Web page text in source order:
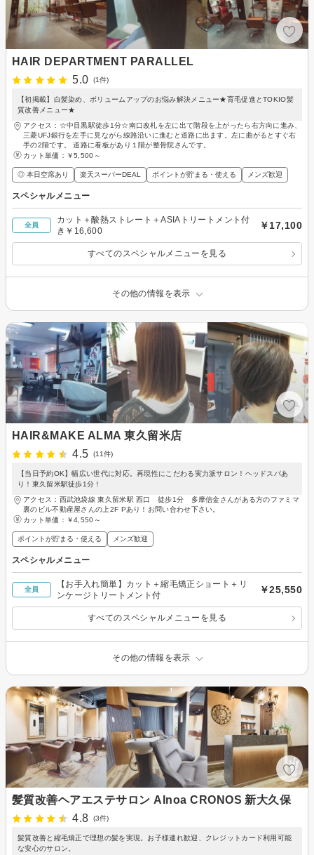
HAIR DEPARTMENT PARALLEL
5.0
(1件)
【初掲載】白髪染め、ボリュームアップのお悩み解決メニュー★育毛促進とTOKIO髪
質改善メニュー★
アクセス：☆中目黒駅徒歩1分☆南口改札を左に出て階段を上がったら右方向に進み、
三菱UFJ銀行を左手に見ながら線路沿いに進むと道路に出ます。左に曲がるとすぐ右
手の2階です。 道路に看板があり１階が整骨院さんです。
カット単価： ￥5,500～
◎ 本日空席あり 楽天スーパーDEAL ポイントが貯まる・使える メンズ歓迎
スペシャルメニュー
全員
カット＋酸熱ストレート＋ASIAトリートメント付
き￥16,600
￥17,100
すべてのスペシャルメニューを見る
その他の情報を表示
HAIR&MAKE ALMA 東久留米店
4.5
(11件)
【当日予約OK】幅広い世代に対応。再現性にこだわる実力派サロン！ヘッドスパあ
り！東久留米駅徒歩1分！
アクセス：西武池袋線 東久留米駅 西口 徒歩1分 多摩信金さんがある方のファミマ
裏のビル不動産屋さんの上2F Pあり！お問い合わせ下さい。
カット単価： ￥4,550～
ポイントが貯まる・使える メンズ歓迎
スペシャルメニュー
全員
【お手入れ簡単】カット＋縮毛矯正ショート＋リ
ンケージトリートメント付
￥25,550
すべてのスペシャルメニューを見る
その他の情報を表示
髪質改善ヘアエステサロン AInoa CRONOS 新大久保
4.8
(3件)
髪質改善と縮毛矯正で理想の髪を実現。お子様連れ歓迎、クレジットカード利用可能
な安心のサロン。